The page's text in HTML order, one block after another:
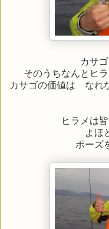
カサ
そのうちなんとヒ
カサゴの価値は なれ
ヒラメは
よほ
ポーズ